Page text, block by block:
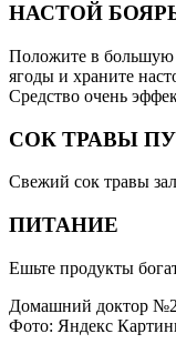
НАСТОЙ
Положите в большую
ягоды и храните
Средство очень
СОК ТРАВЫ
Свежий сок травы
ПИТАНИЕ
Ешьте продукты
Домашний доктор
Фото: Яндекс